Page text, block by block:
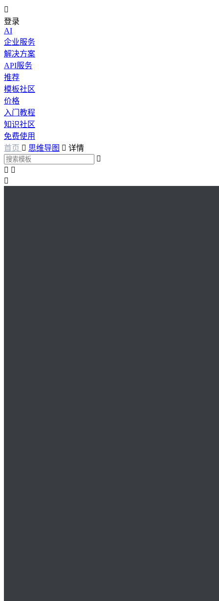

登录
AI
企业服务
解决方案
API服务
推荐
模板社区
价格
入门教程
知识社区
免费使用
首页  思维导图  详情

 
